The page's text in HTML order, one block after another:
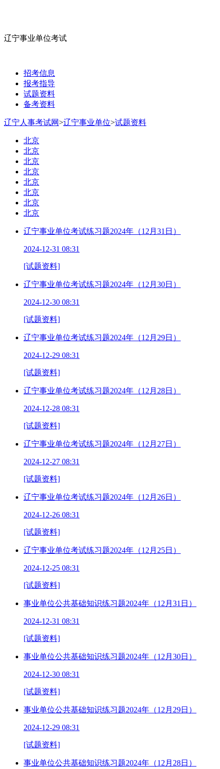
辽宁事业单位考试
招考信息
报考指导
试题资料
备考资料
辽宁人事考试网>辽宁事业单位>试题资料
北京
北京
北京
北京
北京
北京
北京
北京
辽宁事业单位考试练习题2024年（12月31日）
2024-12-31 08:31
[试题资料]
辽宁事业单位考试练习题2024年（12月30日）
2024-12-30 08:31
[试题资料]
辽宁事业单位考试练习题2024年（12月29日）
2024-12-29 08:31
[试题资料]
辽宁事业单位考试练习题2024年（12月28日）
2024-12-28 08:31
[试题资料]
辽宁事业单位考试练习题2024年（12月27日）
2024-12-27 08:31
[试题资料]
辽宁事业单位考试练习题2024年（12月26日）
2024-12-26 08:31
[试题资料]
辽宁事业单位考试练习题2024年（12月25日）
2024-12-25 08:31
[试题资料]
事业单位公共基础知识练习题2024年（12月31日）
2024-12-31 08:31
[试题资料]
事业单位公共基础知识练习题2024年（12月30日）
2024-12-30 08:31
[试题资料]
事业单位公共基础知识练习题2024年（12月29日）
2024-12-29 08:31
[试题资料]
事业单位公共基础知识练习题2024年（12月28日）